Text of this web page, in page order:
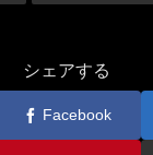
シェアする
Facebook